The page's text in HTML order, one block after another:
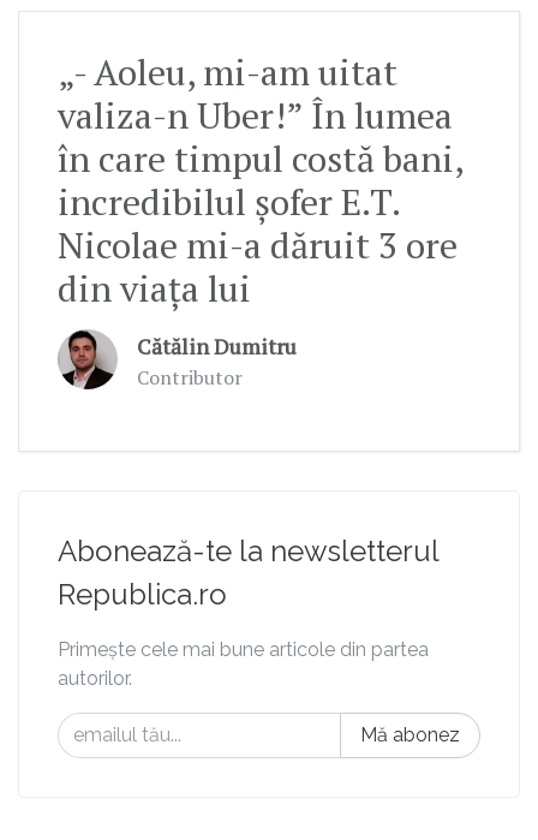
„- Aoleu, mi-am uitat
valiza-n Uber!” În lumea
în care timpul costă bani,
incredibilul șofer E.T.
Nicolae mi-a dăruit 3 ore
din viața lui
Cătălin Dumitru
Contributor
Abonează-te la newsletterul
Republica.ro
Primește cele mai bune articole din partea
autorilor.
Mă abonez